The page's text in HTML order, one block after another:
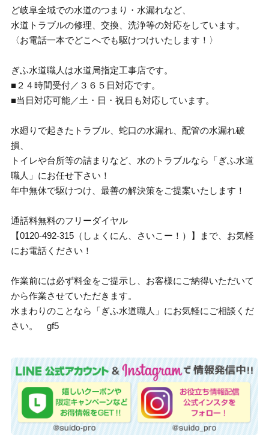
ど岐阜全域での水道のつまり・水漏れなど、
水道トラブルの修理、交換、洗浄等の対応をしています。
〈お電話一本でどこへでも駆けつけいたします！〉
ぎふ水道職人は水道局指定工事店です。
■２４時間受付／３６５日対応です。
■当日対応可能／土・日・祝日も対応しています。
水廻りで起きたトラブル、蛇口の水漏れ、配管の水漏れ破
損、
トイレや台所等の詰まりなど、水のトラブルなら「ぎふ水道
職人」にお任せ下さい！
年中無休で駆けつけ、最善の解決策をご提案いたします！
通話料無料のフリーダイヤル
【0120-492-315（しょくにん、さいこー！）】まで、お気軽
にお電話ください！
作業前には必ず料金をご提示し、お客様にご納得いただいて
から作業させていただきます。
水まわりのことなら「ぎふ水道職人」にお気軽にご相談くだ
さい。 gf5